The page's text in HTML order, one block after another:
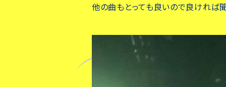
他の曲もとっても良いので良ければ